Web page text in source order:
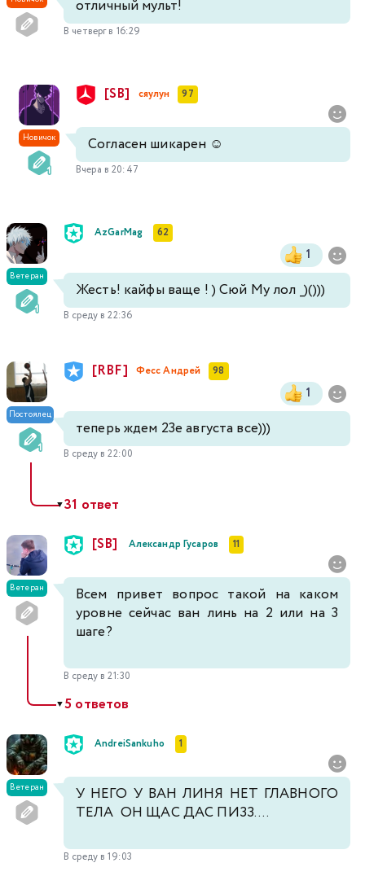
отличный мульт!
В четверг в 16:29
Новичок
[SB] сяулун 97
Согласен шикарен ☺️
Вчера в 20:47
Ветеран
AzGarMag 62
1
Жесть! кайфы ваще ! ) Сюй Му лол _)()))
В среду в 22:36
Постоялец
[RBF] Фесс Андрей 98
1
теперь ждем 23е августа все)))
В среду в 22:00
▼31 ответ
Ветеран
[SB] Александр Гусаров 11
Всем привет вопрос такой на каком
уровне сейчас ван линь на 2 или на 3
шаге?
В среду в 21:30
▼5 ответов
Ветеран
AndreiSankuho 1
У НЕГО У ВАН ЛИНЯ НЕТ ГЛАВНОГО
ТЕЛА ОН ЩАС ДАС ПИЗЗ....
В среду в 19:03